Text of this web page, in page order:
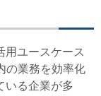
ユースケース
の業務を効率化
いる企業が多